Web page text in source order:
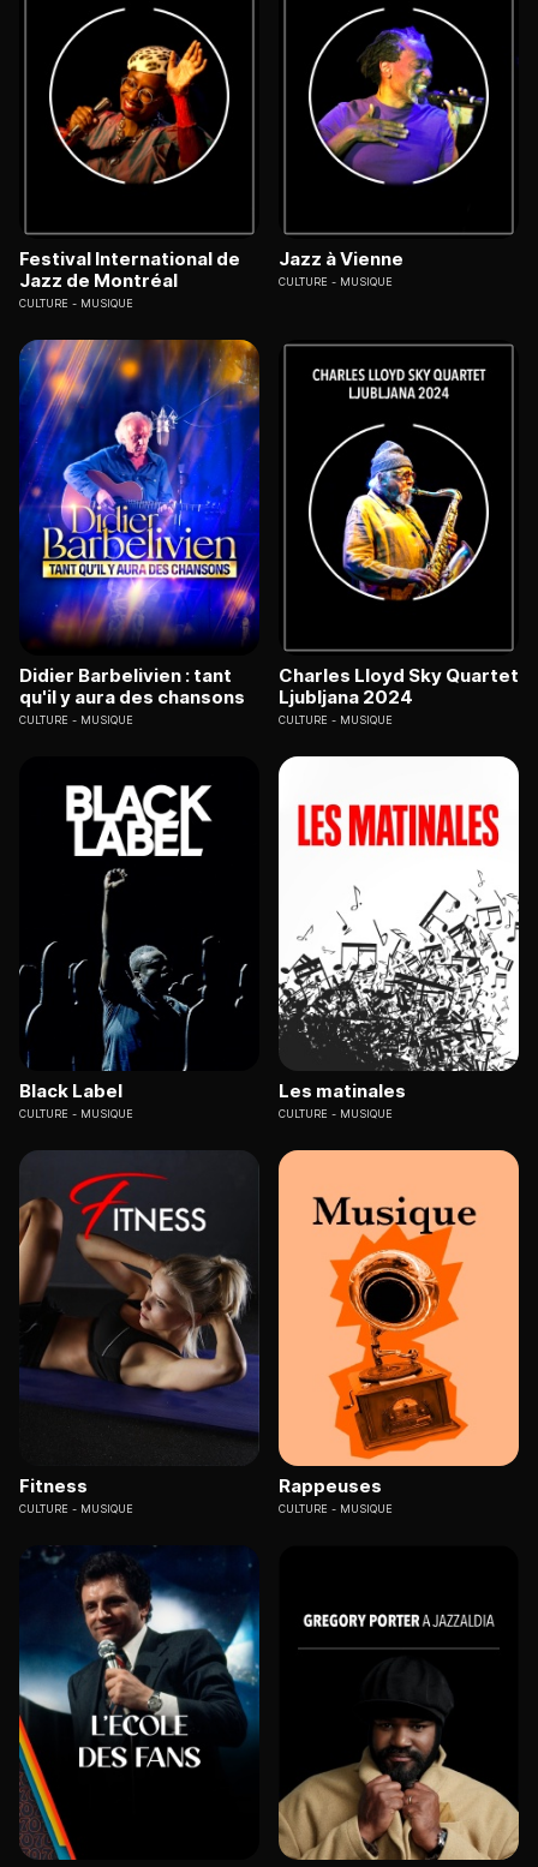
Festival International de
Jazz de Montréal
CULTURE MUSIQUE
Jazz à Vienne
CULTURE MUSIQUE
Didier Barbelivien : tant
qu'il y aura des chansons
CULTURE MUSIQUE
Charles Lloyd Sky Quartet
Ljubljana 2024
CULTURE MUSIQUE
Black Label
CULTURE MUSIQUE
Les matinales
CULTURE MUSIQUE
Fitness
CULTURE MUSIQUE
Rappeuses
CULTURE MUSIQUE